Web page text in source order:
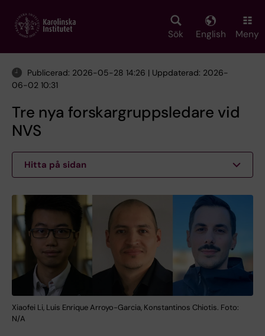
main
Sök English Meny
Publicerad: 2026-05-28 14:26 | Uppdaterad: 2026-
06-02 10:31
Tre nya forskargruppsledare vid
NVS
Hitta på sidan
Xiaofei Li, Luis Enrique Arroyo-Garcia, Konstantinos Chiotis. Foto:
N/A